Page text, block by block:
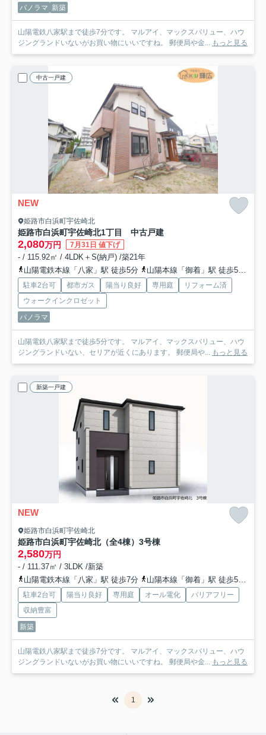
パノラマ 新築
山陽電鉄八家駅まで徒歩7分です。 マルアイ、マックスバリュー、ハウ
ジングランドいないがお買い物にいいですね。 郵便局や金... もっと見る
中古一戸建
NEW
姫路市白浜町宇佐崎北
姫路市白浜町宇佐崎北1丁目 中古戸建
2,080万円 7月31日 値下げ
- / 115.92㎡ / 4LDK＋S(納戸) /築21年
山陽電鉄本線「八家」駅 徒歩5分
山陽本線「御着」駅 徒歩53分
駐車2台可 都市ガス 陽当り良好 専用庭
リフォーム済
ウォークインクロゼット
パノラマ
山陽電鉄八家駅まで徒歩5分です。 マルアイ、マックスバリュー、ハウ
ジングランドいない、セリアが近くにあります。 郵便局や... もっと見る
新築一戸建
NEW
姫路市白浜町宇佐崎北
姫路市白浜町宇佐崎北（全4棟）3号棟
2,580万円
- / 111.37㎡ / 3LDK /新築
山陽電鉄本線「八家」駅 徒歩7分
山陽本線「御着」駅 徒歩52分
駐車2台可 陽当り良好 専用庭 オール電化
バリアフリー
収納豊富
新築
山陽電鉄八家駅まで徒歩7分です。 マルアイ、マックスバリュー、ハウ
ジングランドいないがお買い物にいいですね。 郵便局や金... もっと見る
1